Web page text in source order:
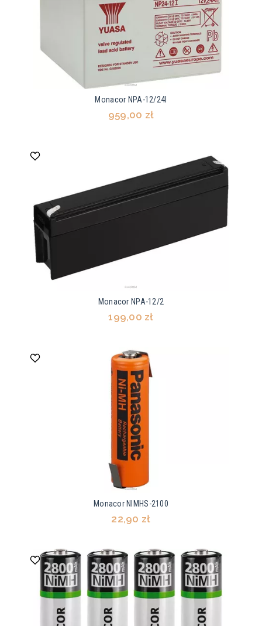
Monacor NPA-12/24I
959,00 zł
Monacor NPA-12/2
199,00 zł
Monacor NIMHS-2100
22,90 zł